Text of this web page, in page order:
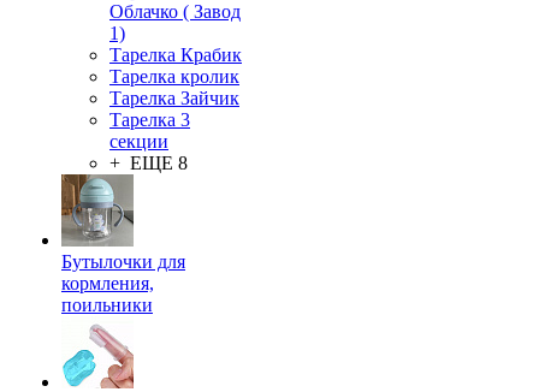
Облачко ( Завод
1)
Тарелка Крабик
Тарелка кролик
Тарелка Зайчик
Тарелка 3
секции
+ ЕЩЕ 8
Бутылочки для
кормления,
поильники